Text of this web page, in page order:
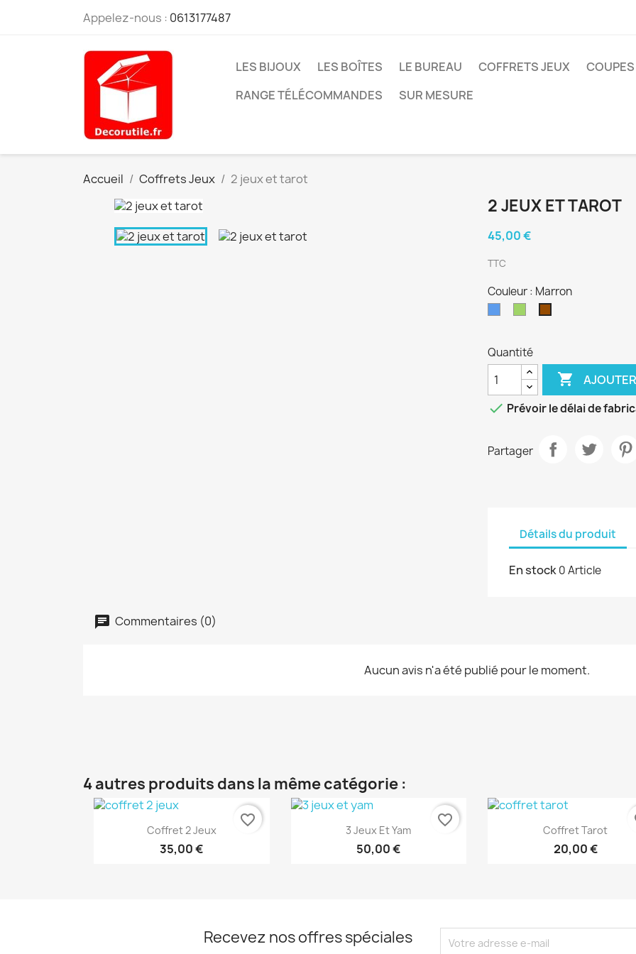
Appelez-nous : 0613177487
LES BIJOUX LES BOÎTES LE BUREAU COFFRETS JEUX
RANGE TÉLÉCOMMANDES
SUR MESURE
Accueil Coffrets Jeux 2 jeux et tarot
2 JEUX ET TAROT
45,00 €
TTC
Couleur : Marron
Quantité

 Prévoir le délai de
Partager
Détails du produit
En stock0 Article
Commentaires (0)
Aucun avis n'a été publié pour le moment.
4 autres produits dans la même catégorie :
Aperçu rapide
Coffret 2 Jeux
35,00 €
favorite_border Aperçu rapide
3 Jeux Et Yam
50,00 €
favorite_border Aperçu rapide
Coffret Tarot
20,00 €
Recevez nos offres spéciales